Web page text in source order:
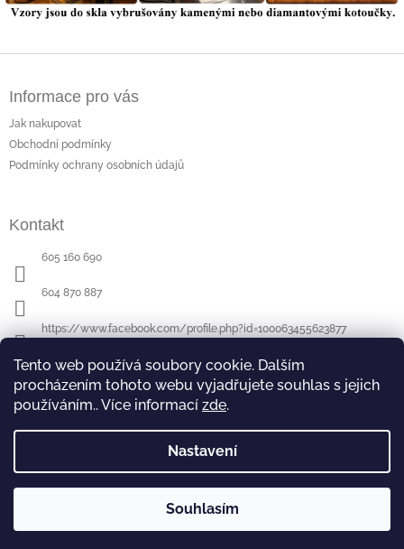
Tento web používá soubory cookie. Dalším
procházením tohoto webu vyjadřujete souhlas s jejich
používáním.. Více informací zde.
Nastavení
Souhlasím
Informace pro vás
Jak nakupovat
Obchodní podmínky
Podmínky ochrany osobních údajů
Kontakt
605 160 690
604 870 887
https://www.facebook.com/profile.php?id=100063455623877
Poslední hodnocení produktů
Hodnocení produktu je 5 z 5 hvězdiček.